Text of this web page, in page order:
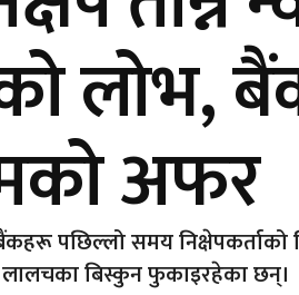
लोभ,
अफर
पछिल्लो समय निक्षेपकर्ताको
बिस्कुन फुकाइरहेका छन्।